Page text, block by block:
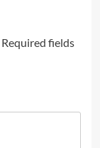
Required fields